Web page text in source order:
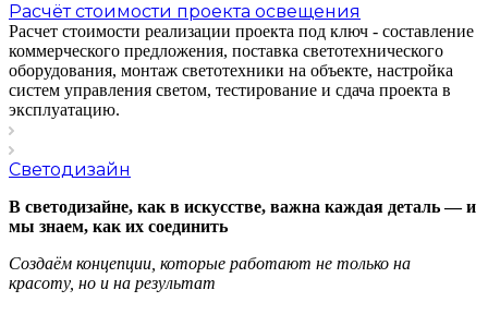
Расчёт стоимости проекта освещения
Расчет стоимости реализации проекта под ключ - составление
коммерческого предложения, поставка светотехнического
оборудования, монтаж светотехники на объекте, настройка
систем управления светом, тестирование и сдача проекта в
эксплуатацию.
Светодизайн
В светодизайне, как в искусстве, важна каждая деталь — и
мы знаем, как их соединить
Создаём концепции, которые работают не только на
красоту, но и на результат